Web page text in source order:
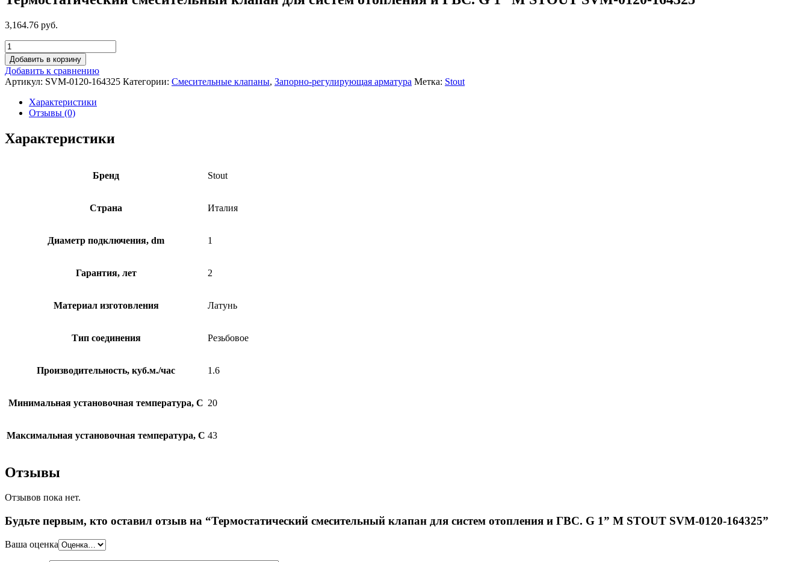
3,164.76 руб.
Добавить в корзину
Добавить к сравнению
Артикул: SVM-0120-164325 Категории: Смесительные клапаны, Запорно-регулирующая арматура Метка: Stout
Характеристики
Отзывы (0)
Характеристики
Бренд Stout
Страна Италия
Диаметр подключения, dm 1
Гарантия, лет 2
Материал изготовления Латунь
Тип соединения Резьбовое
Производительность, куб.м./час 1.6
Минимальная установочная температура, C 20
Максимальная установочная температура, C 43
Отзывы
Отзывов пока нет.
Будьте первым, кто оставил отзыв на “Термостатический смесительный клапан для систем отопления и ГВС. G 1” M STOUT SVM-0120-164325”
Ваша оценка